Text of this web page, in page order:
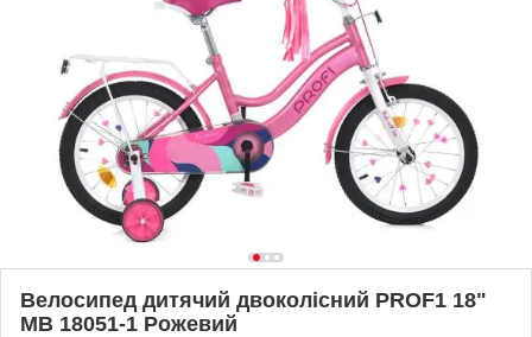
Велосипед дитячий двоколісний PROF1 18"
MB 18051-1 Рожевий